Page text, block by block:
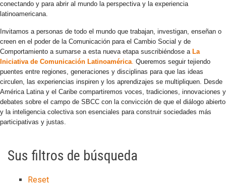
conectando y para abrir al mundo la perspectiva y la experiencia
latinoamericana.
Invitamos a personas de todo el mundo que trabajan, investigan, enseñan o
creen en el poder de la Comunicación para el Cambio Social y de
Comportamiento a sumarse a esta nueva etapa suscribiéndose a La
Iniciativa de Comunicación Latinoamérica. Queremos seguir tejiendo
puentes entre regiones, generaciones y disciplinas para que las ideas
circulen, las experiencias inspiren y los aprendizajes se multipliquen. Desde
América Latina y el Caribe compartiremos voces, tradiciones, innovaciones y
debates sobre el campo de SBCC con la convicción de que el diálogo abierto
y la inteligencia colectiva son esenciales para construir sociedades más
participativas y justas.
Sus filtros de búsqueda
Reset